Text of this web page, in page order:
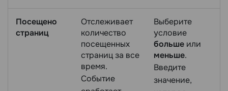
Посещено
страниц
Отслеживает
количество
посещенных
страниц за все
время.
Событие
Выберите
условие
больше или
меньше.
Введите
значение,